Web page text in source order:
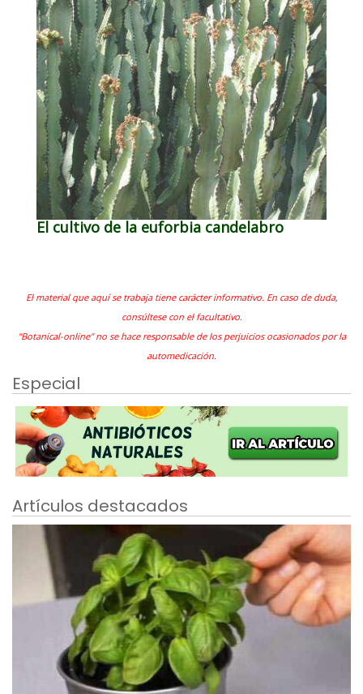
El cultivo de la euforbia candelabro
El material que aquí se trabaja tiene carácter informativo. En caso de duda,
consúltese con el facultativo.
"Botanical-online" no se hace responsable de los perjuicios ocasionados por la
automedicación.
Especial
Artículos destacados